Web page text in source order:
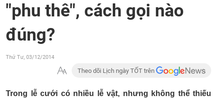
"phu thê", cách gọi nào
đúng?
Thứ Tư, 03/12/2014
Theo dõi Lịch ngày TỐT trên
Trong lễ cưới có nhiều lễ vật, nhưng không thể thiếu